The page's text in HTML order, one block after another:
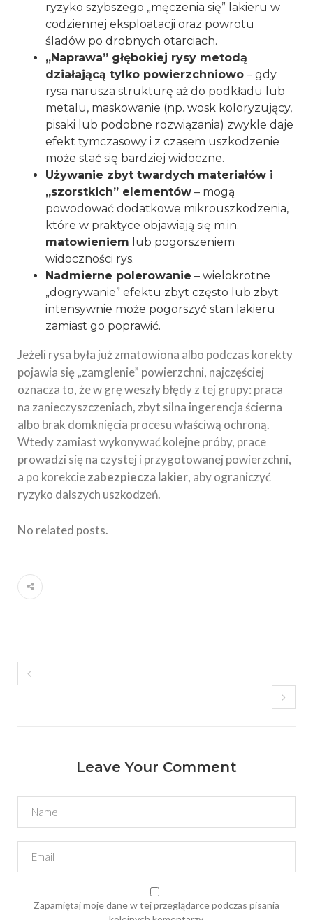
ryzyko szybszego „męczenia się” lakieru w
codziennej eksploatacji oraz powrotu
śladów po drobnych otarciach.
„Naprawa” głębokiej rysy metodą
działającą tylko powierzchniowo – gdy
rysa narusza strukturę aż do podkładu lub
metalu, maskowanie (np. wosk koloryzujący,
pisaki lub podobne rozwiązania) zwykle daje
efekt tymczasowy i z czasem uszkodzenie
może stać się bardziej widoczne.
Używanie zbyt twardych materiałów i
„szorstkich” elementów – mogą
powodować dodatkowe mikrouszkodzenia,
które w praktyce objawiają się m.in.
matowieniem lub pogorszeniem
widoczności rys.
Nadmierne polerowanie – wielokrotne
„dogrywanie” efektu zbyt często lub zbyt
intensywnie może pogorszyć stan lakieru
zamiast go poprawić.
Jeżeli rysa była już zmatowiona albo podczas korekty
pojawia się „zamglenie” powierzchni, najczęściej
oznacza to, że w grę weszły błędy z tej grupy: praca
na zanieczyszczeniach, zbyt silna ingerencja ścierna
albo brak domknięcia procesu właściwą ochroną.
Wtedy zamiast wykonywać kolejne próby, prace
prowadzi się na czystej i przygotowanej powierzchni,
a po korekciezabezpiecza lakier, aby ograniczyć
ryzyko dalszych uszkodzeń.
No related posts.
Leave Your Comment
Zapamiętaj moje dane w tej przeglądarce podczas pisania